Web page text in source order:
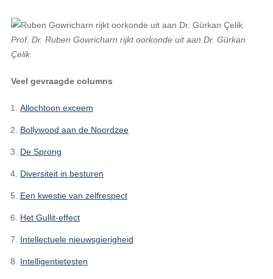
Prof. Dr. Ruben Gowricharn rijkt oorkonde uit aan Dr. Gürkan
Çelik
Veel gevraagde columns
Allochtoon exceem
Bollywood aan de Noordzee
De Sprong
Diversiteit in besturen
Een kwestie van zelfrespect
Het Gullit-effect
Intellectuele nieuwsgierigheid
Intelligentietesten